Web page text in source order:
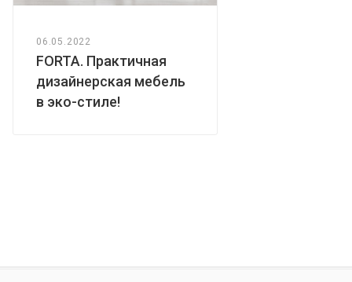
06.05.2022
FORTA. Практичная
дизайнерская мебель
в эко-стиле!